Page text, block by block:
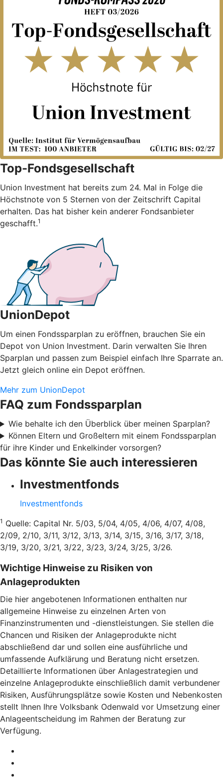
Top-Fondsgesellschaft
Union Investment hat bereits zum 24. Mal in Folge die
Höchstnote von 5 Sternen von der Zeitschrift Capital
erhalten. Das hat bisher kein anderer Fondsanbieter
geschafft.1
UnionDepot
Um einen Fondssparplan zu eröffnen, brauchen Sie ein
Depot von Union Investment. Darin verwalten Sie Ihren
Sparplan und passen zum Beispiel einfach Ihre Sparrate an.
Jetzt gleich online ein Depot eröffnen.
Mehr zum UnionDepot
FAQ zum Fondssparplan
Wie behalte ich den Überblick über meinen Sparplan?
Können Eltern und Großeltern mit einem Fondssparplan
für ihre Kinder und Enkelkinder vorsorgen?
Das könnte Sie auch interessieren
Investmentfonds
Investmentfonds
1 Quelle: Capital Nr. 5/03, 5/04, 4/05, 4/06, 4/07, 4/08,
2/09, 2/10, 3/11, 3/12, 3/13, 3/14, 3/15, 3/16, 3/17, 3/18,
3/19, 3/20, 3/21, 3/22, 3/23, 3/24, 3/25, 3/26.
Wichtige Hinweise zu Risiken von
Anlageprodukten
Die hier angebotenen Informationen enthalten nur
allgemeine Hinweise zu einzelnen Arten von
Finanzinstrumenten und -dienstleistungen. Sie stellen die
Chancen und Risiken der Anlageprodukte nicht
abschließend dar und sollen eine ausführliche und
umfassende Aufklärung und Beratung nicht ersetzen.
Detaillierte Informationen über Anlagestrategien und
einzelne Anlageprodukte einschließlich damit verbundener
Risiken, Ausführungsplätze sowie Kosten und Nebenkosten
stellt Ihnen Ihre Volksbank Odenwald vor Umsetzung einer
Anlageentscheidung im Rahmen der Beratung zur
Verfügung.